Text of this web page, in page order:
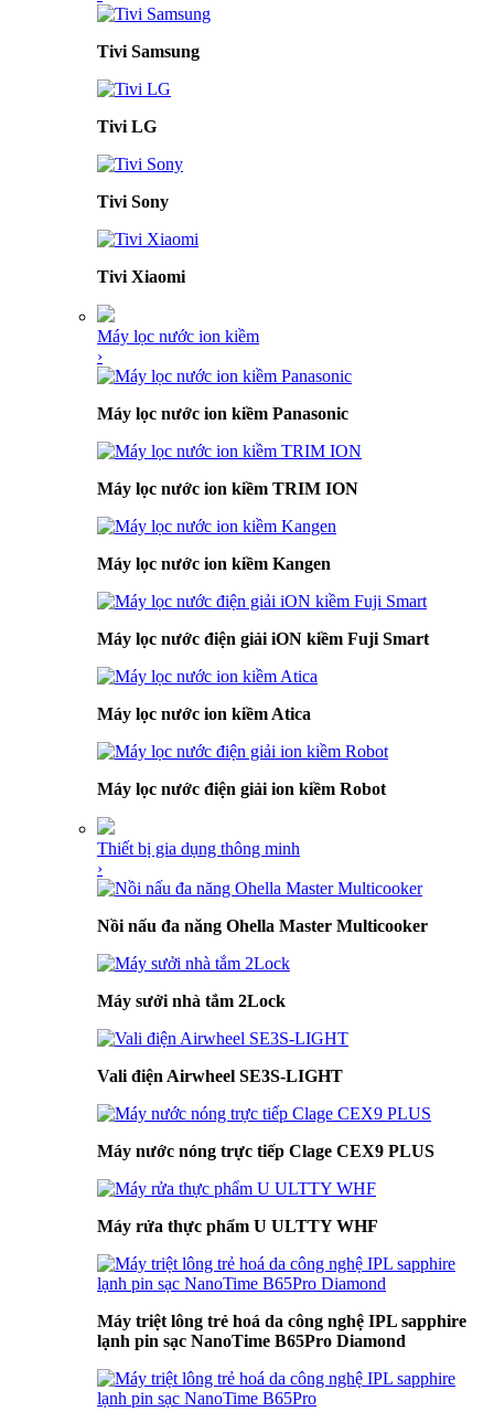
Tivi Samsung
Tivi LG
Tivi Sony
Tivi Xiaomi
Máy lọc nước ion kiềm
›
Máy lọc nước ion kiềm Panasonic
Máy lọc nước ion kiềm TRIM ION
Máy lọc nước ion kiềm Kangen
Máy lọc nước điện giải iON kiềm Fuji Smart
Máy lọc nước ion kiềm Atica
Máy lọc nước điện giải ion kiềm Robot
Thiết bị gia dụng thông minh
›
Nồi nấu đa năng Ohella Master Multicooker
Máy sưởi nhà tắm 2Lock
Vali điện Airwheel SE3S-LIGHT
Máy nước nóng trực tiếp Clage CEX9 PLUS
Máy rửa thực phẩm U ULTTY WHF
Máy triệt lông trẻ hoá da công nghệ IPL sapphire
lạnh pin sạc NanoTime B65Pro Diamond